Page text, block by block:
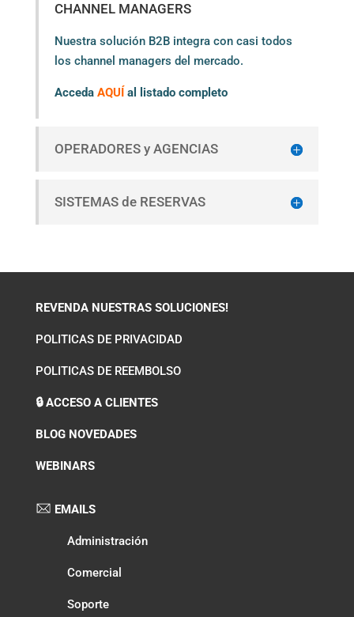
CHANNEL MANAGERS
Nuestra solución B2B integra con casi todos
los channel managers del mercado.
Acceda AQUÍ al listado completo
OPERADORES y AGENCIAS
SISTEMAS de RESERVAS
REVENDA NUESTRAS SOLUCIONES!
POLITICAS DE PRIVACIDAD
POLITICAS DE REEMBOLSO
🔒 ACCESO A CLIENTES
BLOG NOVEDADES
WEBINARS
EMAILS
Administración
Comercial
Soporte